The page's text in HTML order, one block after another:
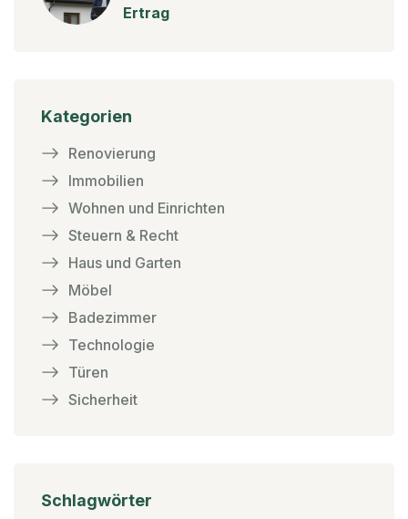
Ertrag
Kategorien
Renovierung
Immobilien
Wohnen und Einrichten
Steuern & Recht
Haus und Garten
Möbel
Badezimmer
Technologie
Türen
Sicherheit
Schlagwörter